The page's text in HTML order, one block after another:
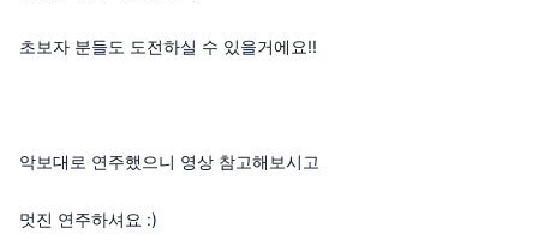
초보자 분들도 도전하실 수 있을거에요!!
악보대로 연주했으니 영상 참고해보시고
멋진 연주하셔요 :)